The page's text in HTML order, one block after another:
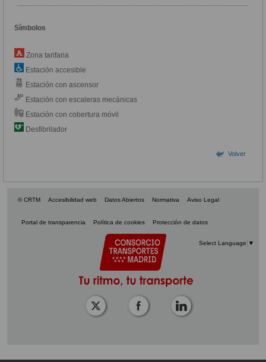
Símbolos
Zona tarifaria
Estación accesible
Estación con ascensor
Estación con escaleras mecánicas
Estación con cobertura móvil
Desfibrilador
Volver
© CRTM Accesibilidad web Datos Abiertos Normativa Aviso Legal
Portal de transparencia Política de cookies Protección de datos
Select Language ▼